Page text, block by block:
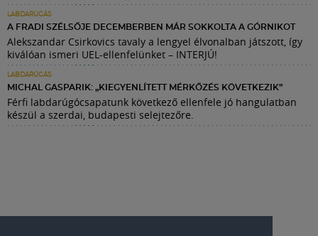
LABDARÚGÁS
A FRADI SZÉLSŐJE DECEMBERBEN MÁR SOKKOLTA A GÓRNIKOT
Alekszandar Csirkovics tavaly a lengyel élvonalban játszott, így
kiválóan ismeri UEL-ellenfelünket – INTERJÚ!
LABDARÚGÁS
MICHAL GASPARIK: „KIEGYENLÍTETT MÉRKŐZÉS KÖVETKEZIK”
Férfi labdarúgócsapatunk következő ellenfele jó hangulatban
készül a szerdai, budapesti selejtezőre.